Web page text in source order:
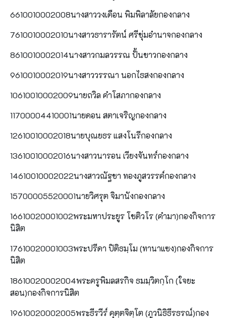
6610010002008นางสาววงเดือน พิมพิลาลัยกองกลาง
7610010002010นางสาวธารารัตน์ ศรีชุ่มอำนาจกองกลาง
8610010002014นางสาวกมลวรรณ ปั้นขาวกองกลาง
9610010002019นางสาววรรณา นอกไธสงกองกลาง
10610010002009นายถวิล คำโสภากองกลาง
11700004410001นายดอน สตาเจริญกองกลาง
12610010002018นายบุณยธร แสงโนรีกองกลาง
13610010002016นางสาวนารอน เวียงจันทร์กองกลาง
14610010002022นางสาวณัฐชา ทองภูสวรรค์กองกลาง
15700005520001นายวิศรุต จิมานังกองกลาง
16610020001002พระมหาประยูร โชติวโร (คำมา)กองกิจการ
นิสิต
17610020001003พระปรีดา ปิติธมฺโม (ทานาแซง)กองกิจการ
นิสิต
18610020002004พระครูพิมลสรกิจ ธมมฺวิตกฺโก (ใจยะ
สอน)กองกิจการนิสิต
19610020002005พระธีรวีร์ คุตฺตจิตฺโต (ภูวนิธิธีรธรณ์)กอง